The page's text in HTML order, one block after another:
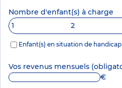
Nombre d'enfant(s) à charge
1
2
Enfant(s) en situation de
Vos revenus mensuels
€